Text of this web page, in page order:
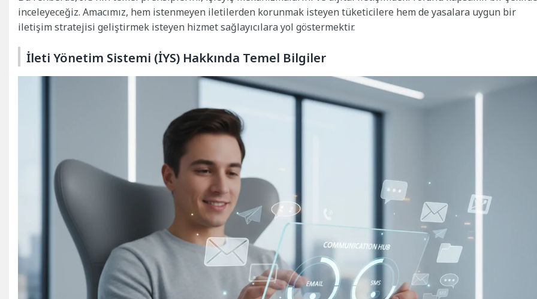
inceleyeceğiz. Amacımız, hem istenmeyen iletilerden korunmak isteyen tüketicilere hem de yasalara uygun bir
iletişim stratejisi geliştirmek isteyen hizmet sağlayıcılara yol göstermektir.
İleti Yönetim Sistemi (İYS) Hakkında Temel Bilgiler